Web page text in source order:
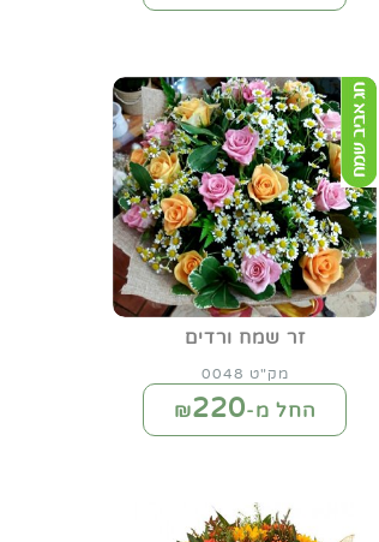
זר שמח ורדים
מק"ט 0048
החל מ-₪220